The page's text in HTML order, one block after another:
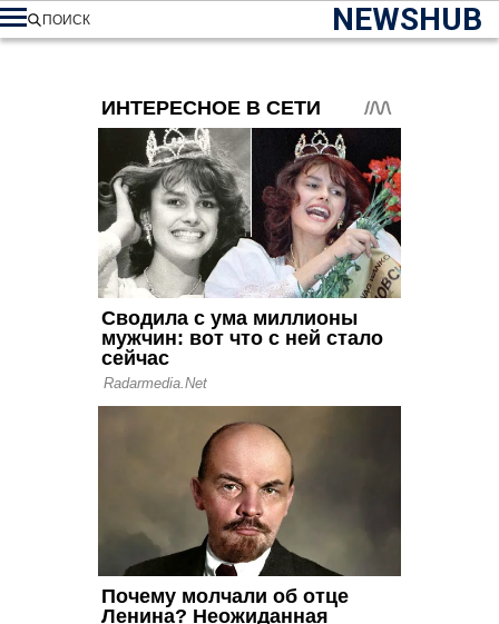
NEWSHUB
ПОИСК